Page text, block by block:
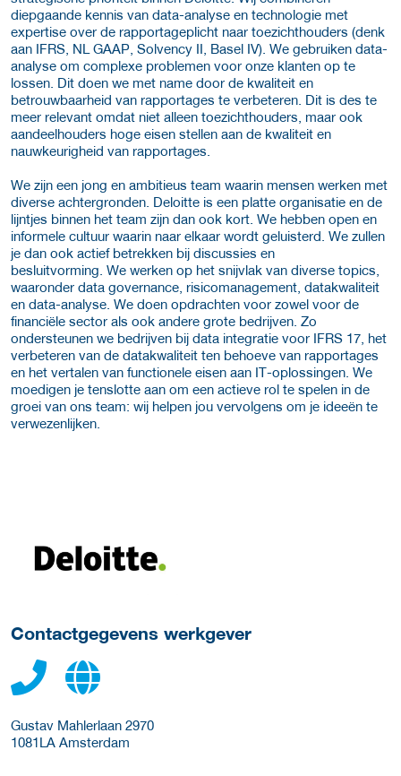
diepgaande kennis van data-analyse en technologie met
expertise over de rapportageplicht naar toezichthouders (denk
aan IFRS, NL GAAP, Solvency II, Basel IV). We gebruiken data-
analyse om complexe problemen voor onze klanten op te
lossen. Dit doen we met name door de kwaliteit en
betrouwbaarheid van rapportages te verbeteren. Dit is des te
meer relevant omdat niet alleen toezichthouders, maar ook
aandeelhouders hoge eisen stellen aan de kwaliteit en
nauwkeurigheid van rapportages.
We zijn een jong en ambitieus team waarin mensen werken met
diverse achtergronden. Deloitte is een platte organisatie en de
lijntjes binnen het team zijn dan ook kort. We hebben open en
informele cultuur waarin naar elkaar wordt geluisterd. We zullen
je dan ook actief betrekken bij discussies en
besluitvorming. We werken op het snijvlak van diverse topics,
waaronder data governance, risicomanagement, datakwaliteit
en data-analyse. We doen opdrachten voor zowel voor de
financiële sector als ook andere grote bedrijven. Zo
ondersteunen we bedrijven bij data integratie voor IFRS 17, het
verbeteren van de datakwaliteit ten behoeve van rapportages
en het vertalen van functionele eisen aan IT-oplossingen. We
moedigen je tenslotte aan om een actieve rol te spelen in de
groei van ons team: wij helpen jou vervolgens om je ideeën te
verwezenlijken.
Meer werkgever details
Contactgegevens werkgever
Gustav Mahlerlaan 2970
1081LA Amsterdam